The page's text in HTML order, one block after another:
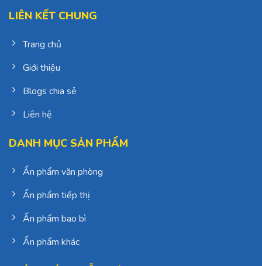
LIÊN KẾT CHUNG
Trang chủ
Giới thiệu
Blogs chia sẻ
Liên hệ
DANH MỤC SẢN PHẨM
Ấn phẩm văn phòng
Ấn phẩm tiếp thị
Ấn phẩm bao bì
Ấn phẩm khác